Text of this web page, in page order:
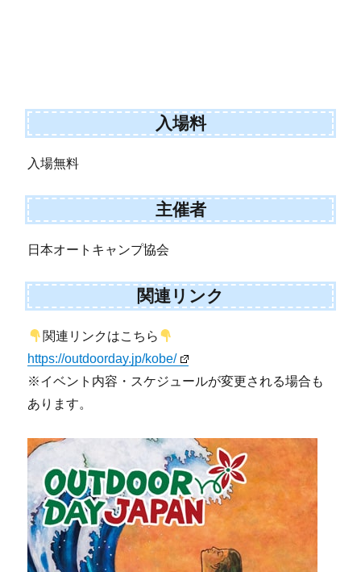
入場料
入場無料
主催者
日本オートキャンプ協会
関連リンク
関連リンクはこちら
https://outdoorday.jp/kobe/
※イベント内容・スケジュールが変更される場合も
あります。